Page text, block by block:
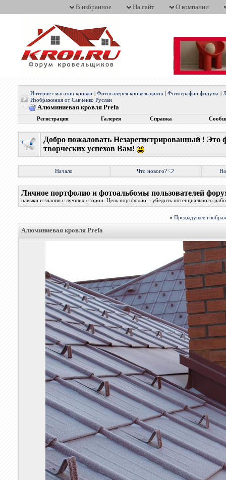
В избранное На сайт О компании
Интернет магазин кровли Фотогалерея кровельщиков Фотографии форума
Изображения от Савченко Руслан
Алюминиевая кровля Prefa
Регистрация Галерея Справка
Добро пожаловать Незарегистрированный !
творческих успехов Вам!
Начало Что нового?
Личное портфолио и фотоальбомы пользователей
навыки и знания с лучших сторон. Цель портфолио – убедить потенциального
« Предыдущее
Алюминиевая кровля Prefa